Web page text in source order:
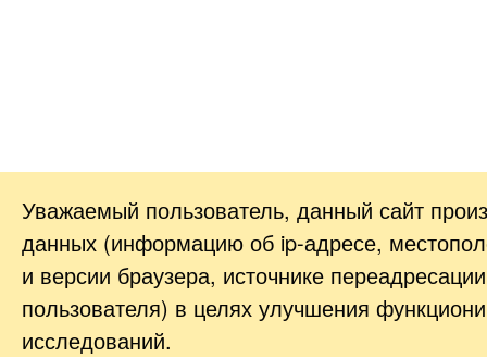
Уважаемый пользователь, данный сайт
данных (информацию об ip-адресе,
и версии браузера, источнике
пользователя) в целях улучшения
исследований.